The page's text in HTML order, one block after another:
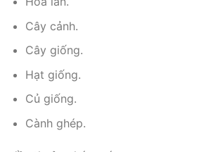
Cây cảnh.
Cây giống.
Hạt giống.
Củ giống.
Cành ghép.